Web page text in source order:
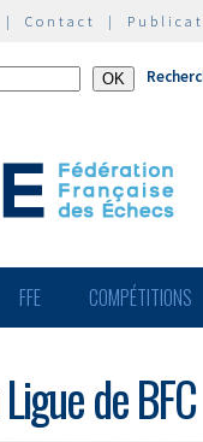
| Contact |
FFE COMPÉTITIONS
de BFC